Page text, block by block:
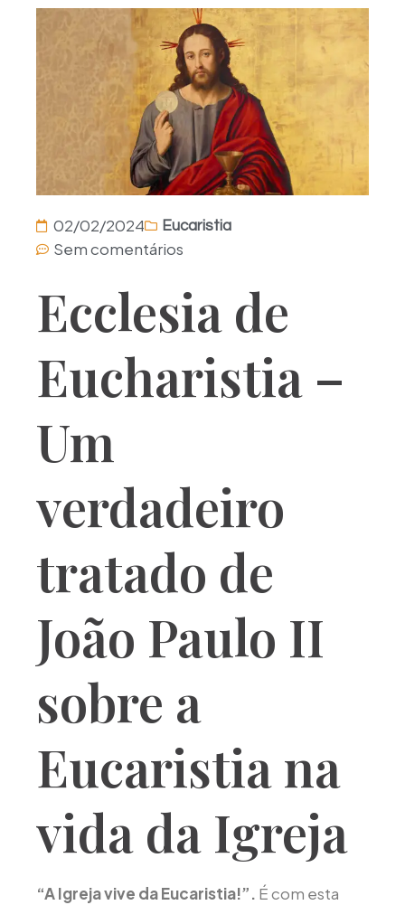
02/02/2024 Eucaristia
Sem comentários
Ecclesia de
Eucharistia –
Um
verdadeiro
tratado de
João Paulo II
sobre a
Eucaristia na
vida da Igreja
“A Igreja vive da Eucaristia!”. É com esta